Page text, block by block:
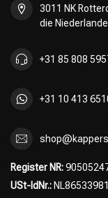
3011 NK
die Niederlande
+31 85 808
+31 10 413
Register NR:
USt-IdNr.: